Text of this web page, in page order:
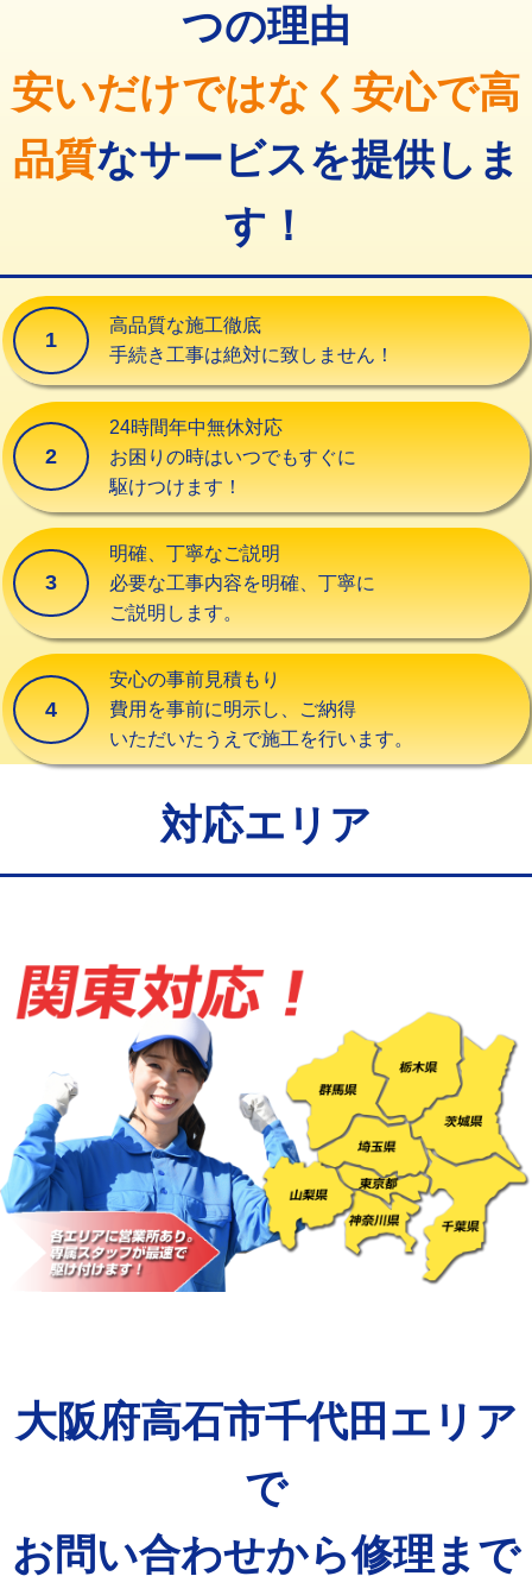
16,500円
廃棄・処分 現場見積
止水・漏水調査・防水処理・清掃・修
22,000円
止水・漏水調査・防水処理・清掃・修
理・調整・分解・加工など（重作業）
33,000円
その他部品の脱着 8,800円～
交換・取付(単水栓（壁付・デッキ
式）)
13,200円+材料費
交換・取付(混合水栓（壁付・デッキ
式・ワンホール）)
16,500円+材料費
交換・取付(排水栓・排水トラップ
（P/S/ポップアップ））
交換・取付（その他部品）
持込商品取付（単水栓）
持込商品取付（混合水栓） 16,500円
持込商品取付（浄水器・分岐水栓） 16,500円
給水管工事※（ホール加工)
給水管工事※（バンド止め) 3,300円
給水管工事※（保温材使用（バンド止
5,500円
給水管工事※（塩ビ管（VP・HI）使
用/3ｍまで)
給水管工事※（塩ビ管（VP・HI）使
用（追加）/3ｍ超え)
+8,800円
給水管工事※（ライニング鋼管・銅
管・ポリ管・HT管使用/3ｍまで)
44,000円
給水管工事※（ライニング鋼管・銅
管・ポリ管・HT管使用/3ｍ超え)
+8,800円
マス交換（土の掘削・埋め戻し作業）
コンクリート斫り（厚さ10㎝まで） 27,500円
コンクリート斫り（厚さ10㎝超え）
モルタル補修（厚さ10㎝超え） 38,500円
つの理由
安いだけではなく安心で高
品質なサービスを提供しま
す！
1
高品質な施工徹底
手続き工事は絶対に致しません！
2
24時間年中無休対応
お困りの時はいつでもすぐに
駆けつけます！
3
明確、丁寧なご説明
必要な工事内容を明確、丁寧に
ご説明します。
4
安心の事前見積もり
費用を事前に明示し、ご納得
いただいたうえで施工を行います。
対応エリア
大阪府高石市千代田エリア
で
お問い合わせから修理まで